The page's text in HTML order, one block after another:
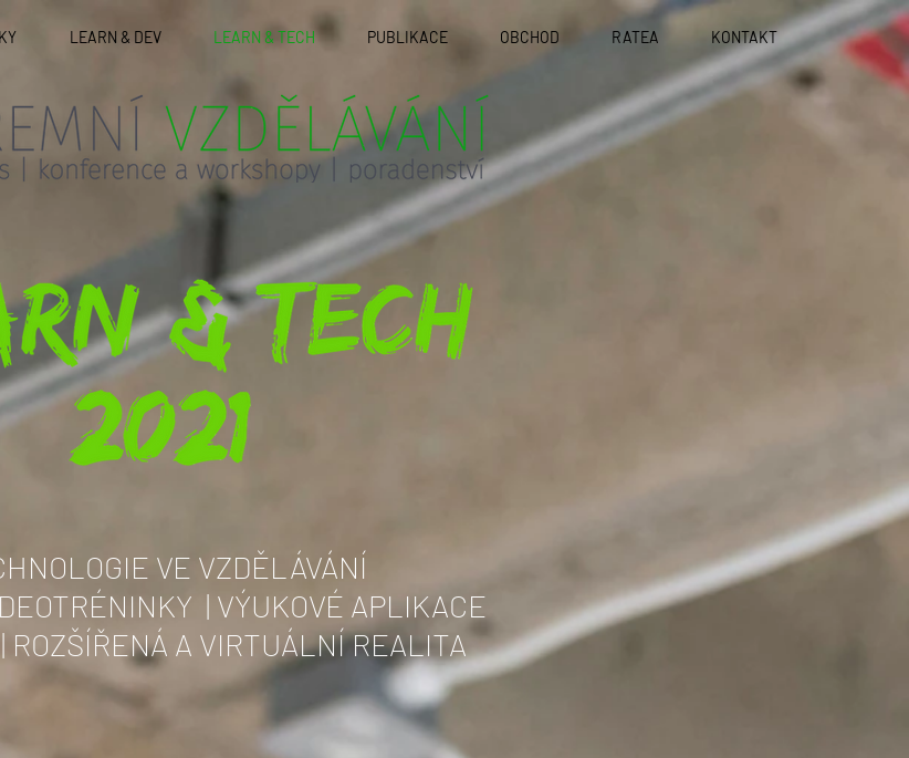
LEARN & DEV LEARN & TECH PUBLIKACE OBCHOD RATEA KONTAKT
VE VZDĚLÁVÁNÍ
| VÝUKOVÉ APLIKACE
ROZŠÍŘENÁ A VIRTUÁLNÍ REALITA